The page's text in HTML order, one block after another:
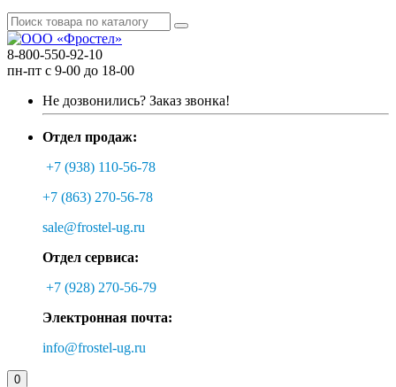
8-800-550-92-10
пн-пт с 9-00 до 18-00
Не дозвонились? Заказ звонка!
Отдел продаж:
+7 (938) 110-56-78
+7 (863) 270-56-78
sale@frostel-ug.ru
Отдел сервиса:
+7 (928) 270-56-79
Электронная почта:
info@frostel-ug.ru
0